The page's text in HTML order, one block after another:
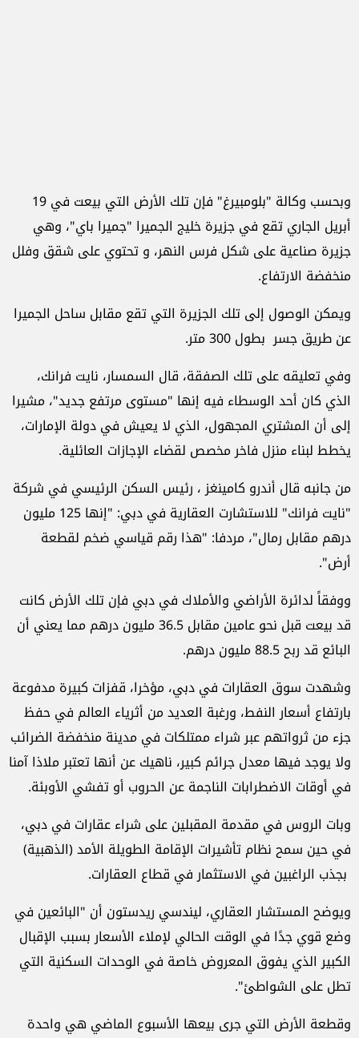
وبحسب وكالة "بلومبيرغ" فإن تلك الأرض التي بيعت في 19
أبريل الجاري تقع في جزيرة خليج الجميرا "جميرا باي"، وهي
جزيرة صناعية على شكل فرس النهر، و تحتوي على شقق وفلل
منخفضة الارتفاع.
ويمكن الوصول إلى تلك الجزيرة التي تقع مقابل ساحل الجميرا
عن طريق جسر بطول 300 متر.
وفي تعليقه على تلك الصفقة، قال السمسار، نايت فرانك،
الذي كان أحد الوسطاء فيه إنها "مستوى مرتفع جديد"، مشيرا
إلى أن المشتري المجهول، الذي لا يعيش في دولة الإمارات،
يخطط لبناء منزل فاخر مخصص لقضاء الإجازات العائلية.
من جانبه قال أندرو كامينغز ، رئيس السكن الرئيسي في شركة
"نايت فرانك" للاستشارت العقارية في دبي: "إنها 125 مليون
درهم مقابل رمال"، مردفا: "هذا رقم قياسي ضخم لقطعة
أرض".
ووفقاً لدائرة الأراضي والأملاك في دبي فإن تلك الأرض كانت
قد بيعت قبل نحو عامين مقابل 36.5 مليون درهم مما يعني أن
البائع قد ربح 88.5 مليون درهم.
وشهدت سوق العقارات في دبي، مؤخرا، قفزات كبيرة مدفوعة
بارتفاع أسعار النفط، ورغبة العديد من أثرياء العالم في حفظ
جزء من ثرواتهم عبر شراء ممتلكات في مدينة منخفضة الضرائب
ولا يوجد فيها معدل جرائم كبير، ناهيك عن أنها تعتبر ملاذا آمنا
في أوقات الاضطرابات الناجمة عن الحروب أو تفشي الأوبئة.
وبات الروس في مقدمة المقبلين على شراء عقارات في دبي،
في حين سمح نظام تأشيرات الإقامة الطويلة الأمد (الذهبية)
بجذب الراغبين في الاستثمار في قطاع العقارات.
ويوضح المستشار العقاري، ليندسي ريدستون أن "البائعين في
وضع قوي جدًا في الوقت الحالي لإملاء الأسعار بسبب الإقبال
الكبير الذي يفوق المعروض خاصة في الوحدات السكنية التي
تطل على الشواطئ".
وقطعة الأرض التي جرى بيعها الأسبوع الماضي هي واحدة